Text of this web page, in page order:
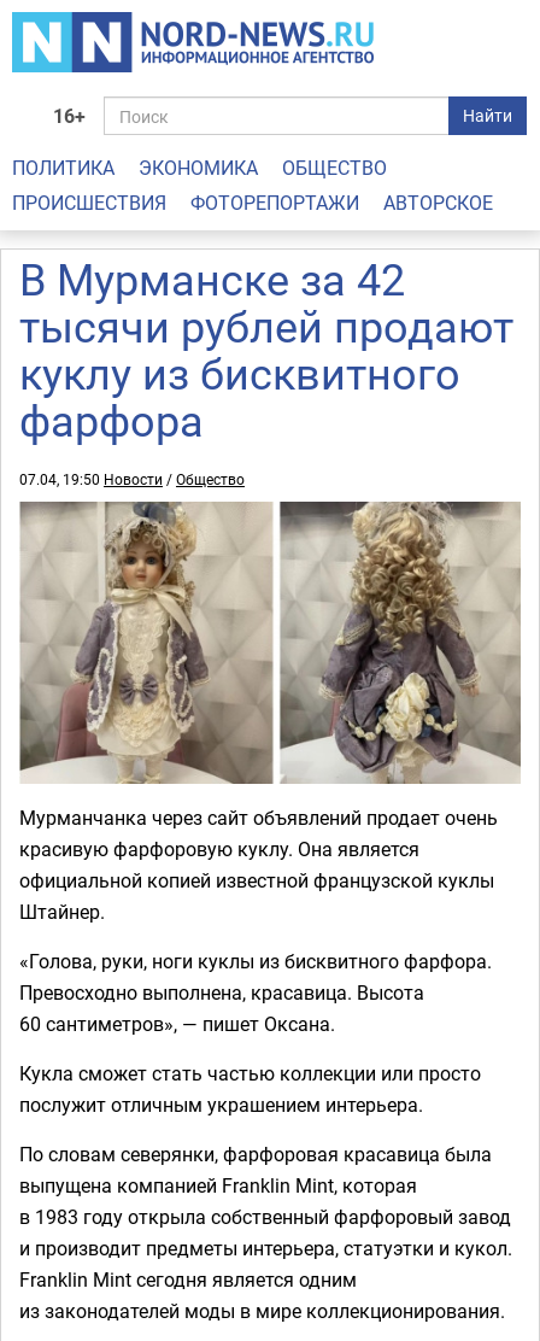
16+ Найти
ПОЛИТИКА ЭКОНОМИКА
ОБЩЕСТВО
ПРОИСШЕСТВИЯ
ФОТОРЕПОРТАЖИ АВТОРСКОЕ
В Мурманске за 42
тысячи рублей продают
куклу из бисквитного
фарфора
07.04, 19:50 Новости /Общество
Мурманчанка через сайт объявлений продает очень
красивую фарфоровую куклу. Она является
официальной копией известной французской куклы
Штайнер.
«Голова, руки, ноги куклы из бисквитного фарфора.
Превосходно выполнена, красавица. Высота
60 сантиметров», — пишет Оксана.
Кукла сможет стать частью коллекции или просто
послужит отличным украшением интерьера.
По словам северянки, фарфоровая красавица была
выпущена компанией Franklin Mint, которая
в 1983 году открыла собственный фарфоровый завод
и производит предметы интерьера, статуэтки и кукол.
Franklin Mint сегодня является одним
из законодателей моды в мире коллекционирования.